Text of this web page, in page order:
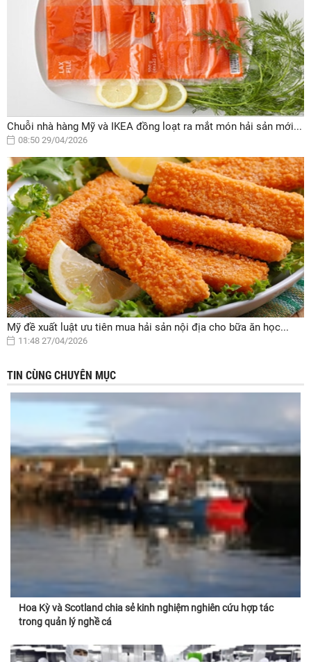
Chuỗi nhà hàng Mỹ và IKEA đồng loạt ra mắt món hải sản mới...
08:50 29/04/2026
Mỹ đề xuất luật ưu tiên mua hải sản nội địa cho bữa ăn học...
11:48 27/04/2026
TIN CÙNG CHUYÊN MỤC
Hoa Kỳ và Scotland chia sẻ kinh nghiệm nghiên cứu hợp tác
trong quản lý nghề cá